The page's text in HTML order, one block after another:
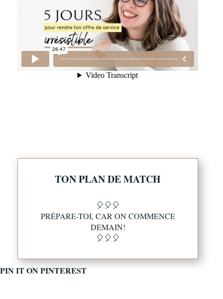
TON PLAN DE MATCH
🎈🎈🎈
PRÉPARE-TOI, CAR ON COMMENCE
DEMAIN!
🎈🎈🎈
PIN IT ON PINTEREST